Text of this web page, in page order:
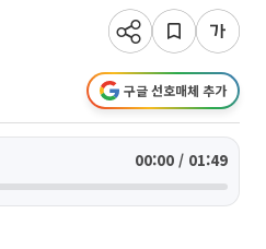
구글 선호매체 추가
00:00 / 01:49